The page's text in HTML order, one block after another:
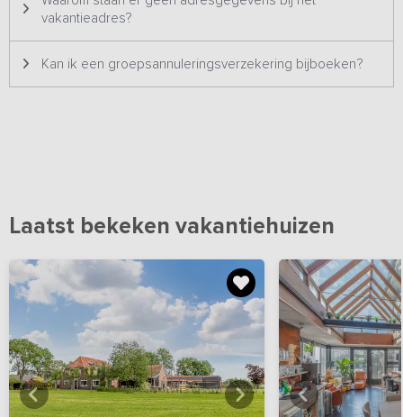
vakantieadres?
Kan ik een groepsannuleringsverzekering bijboeken?
Laatst bekeken vakantiehuizen
Bekijkhieralle foto's Bekijk